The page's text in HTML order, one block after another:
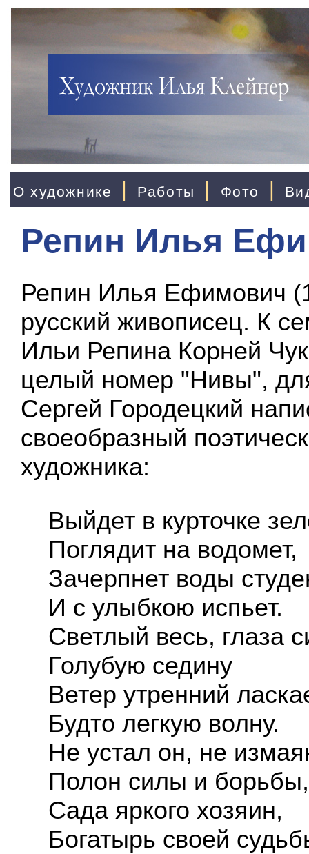
О художнике | Работы | Фото |
Репин Илья
Репин Илья Ефимович
русский живописец. К
Ильи Репина Корней
целый номер "Нивы",
Сергей Городецкий
своеобразный
художника:
Выйдет в курточке
Поглядит на водомет,
Зачерпнет воды
И с улыбкою испьет.
Светлый весь, глаза
Голубую седину
Ветер утренний
Будто легкую волну.
Не устал он, не
Полон силы и борьбы,
Сада яркого хозяин,
Богатырь своей